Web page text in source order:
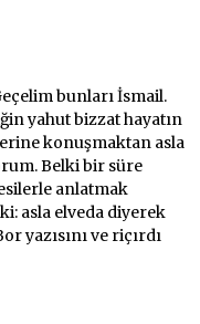
bunları İsmail.
yahut bizzat hayatın
konuşmaktan asla
Belki bir süre
anlatmak
asla elveda diyerek
yazısını ve riçırdı